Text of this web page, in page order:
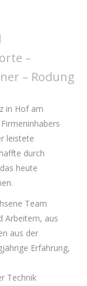
–
– Rodung
in Hof am
leistete
durch
heute
Team
Arbeitern, aus
aus der
Erfahrung,
Technik